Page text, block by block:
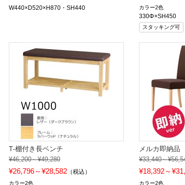
W440×D520×H870・SH440
カラー2色
330Φ×SH450
スタッキング可
T-棚付き長ベンチ
¥46,200～¥49,280
¥26,796～¥28,582 （税込）
カラー2色
メルカ即納品
¥33,440～
¥18,392～
カラー2色